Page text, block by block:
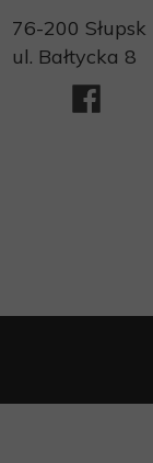
76-200 Słupsk
ul. Bałtycka 8